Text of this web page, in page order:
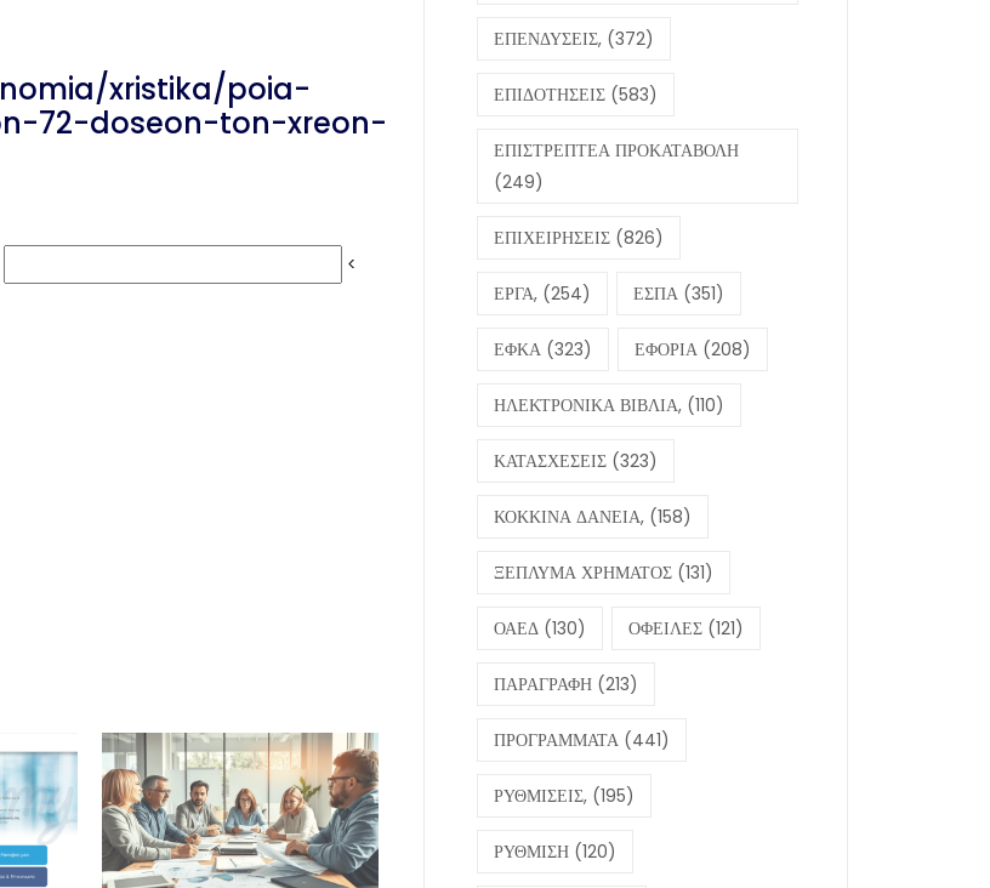
xristika/poia-
72-doseon-ton-xreon-
<
ΕΠΕΝΔΥΣΕΙΣ, (372)
ΕΠΙΔΟΤΗΣΕΙΣ (583)
ΕΠΙΣΤΡΕΠΤΕΑ ΠΡΟΚΑΤΑΒΟΛΗ
(249)
ΕΠΙΧΕΙΡΗΣΕΙΣ (826)
ΕΡΓΑ, (254) ΕΣΠΑ (351)
ΕΦΚΑ (323) ΕΦΟΡΙΑ (208)
ΗΛΕΚΤΡΟΝΙΚΑ ΒΙΒΛΙΑ, (110)
ΚΑΤΑΣΧΕΣΕΙΣ (323)
ΚΟΚΚΙΝΑ ΔΑΝΕΙΑ, (158)
ΞΕΠΛΥΜΑ ΧΡΗΜΑΤΟΣ (131)
ΟΑΕΔ (130) ΟΦΕΙΛΕΣ (121)
ΠΑΡΑΓΡΑΦΗ (213)
ΠΡΟΓΡΑΜΜΑΤΑ (441)
ΡΥΘΜΙΣΕΙΣ, (195)
ΡΥΘΜΙΣΗ (120)